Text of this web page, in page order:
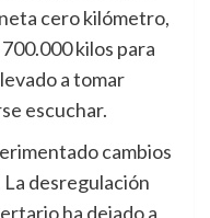
cero kilómetro,
kilos para
a tomar
escuchar.
cambios
desregulación
ha dejado a